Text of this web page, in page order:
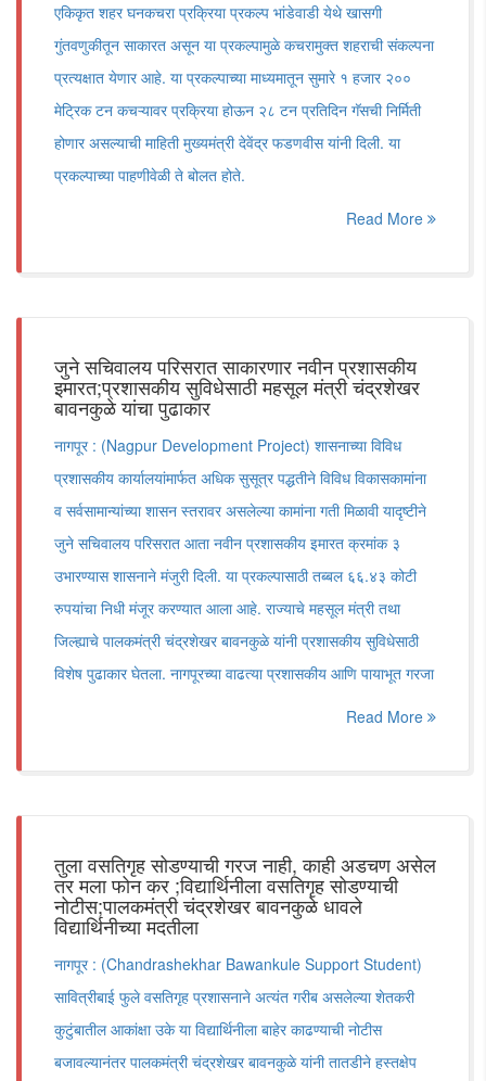
एकिकृत शहर घनकचरा प्रक्रिया प्रकल्प भांडेवाडी येथे खासगी
गुंतवणुकीतून साकारत असून या प्रकल्पामुळे कचरामुक्त शहराची संकल्पना
प्रत्यक्षात येणार आहे. या प्रकल्पाच्या माध्यमातून सुमारे १ हजार २००
मेट्रिक टन कचऱ्यावर प्रक्रिया होऊन २८ टन प्रतिदिन गॅसची निर्मिती
होणार असल्याची माहिती मुख्यमंत्री देवेंद्र फडणवीस यांनी दिली. या
प्रकल्पाच्या पाहणीवेळी ते बोलत होते.
Read More
जुने सचिवालय परिसरात साकारणार नवीन प्रशासकीय
इमारत;प्रशासकीय सुविधेसाठी महसूल मंत्री चंद्रशेखर
बावनकुळे यांचा पुढाकार
नागपूर : (Nagpur Development Project) शासनाच्या विविध
प्रशासकीय कार्यालयांमार्फत अधिक सुसूत्र पद्धतीने विविध विकासकामांना
व सर्वसामान्यांच्या शासन स्तरावर असलेल्या कामांना गती मिळावी यादृष्टीने
जुने सचिवालय परिसरात आता नवीन प्रशासकीय इमारत क्रमांक ३
उभारण्यास शासनाने मंजुरी दिली. या प्रकल्पासाठी तब्बल ६६.४३ कोटी
रुपयांचा निधी मंजूर करण्यात आला आहे. राज्याचे महसूल मंत्री तथा
जिल्ह्याचे पालकमंत्री चंद्रशेखर बावनकुळे यांनी प्रशासकीय सुविधेसाठी
विशेष पुढाकार घेतला. नागपूरच्या वाढत्या प्रशासकीय आणि पायाभूत गरजा
Read More
तुला वसतिगृह सोडण्याची गरज नाही, काही अडचण असेल
तर मला फोन कर ;विद्यार्थिनीला वसतिगृह सोडण्याची
नोटीस;पालकमंत्री चंद्रशेखर बावनकुळे धावले
विद्यार्थिनीच्या मदतीला
नागपूर : (Chandrashekhar Bawankule Support Student)
सावित्रीबाई फुले वसतिगृह प्रशासनाने अत्यंत गरीब असलेल्या शेतकरी
कुटुंबातील आकांक्षा उके या विद्यार्थिनीला बाहेर काढण्याची नोटीस
बजावल्यानंतर पालकमंत्री चंद्रशेखर बावनकुळे यांनी तातडीने हस्तक्षेप